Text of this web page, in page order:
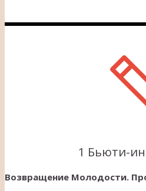
1 Бьюти-
Возвращение Молодости.